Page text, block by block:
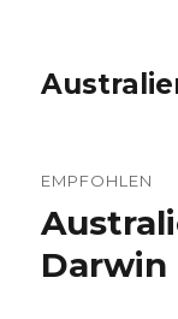
EMPFOHLEN
Darwin